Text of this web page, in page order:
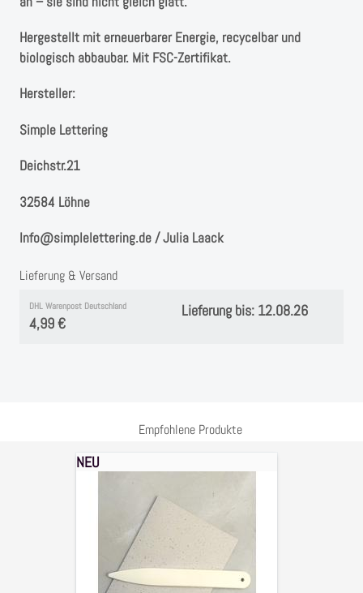
Hergestellt mit erneuerbarer Energie, recycelbar und
biologisch abbaubar. Mit FSC-Zertifikat.
Hersteller:
Simple Lettering
Deichstr.21
32584 Löhne
Info@simplelettering.de / Julia Laack
Lieferung & Versand
DHL Warenpost Deutschland
4,99 €
Lieferung bis: 12.08.26
Empfohlene Produkte
Falzbein
glasfaserverstärkt,
2x16cm,
Stück
NEU